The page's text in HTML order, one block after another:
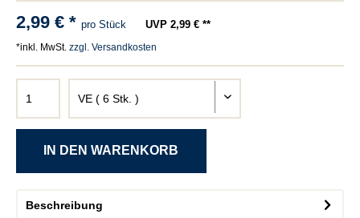
2,99 € * pro Stück UVP 2,99 € **
*inkl. MwSt. zzgl. Versandkosten
Beschreibung